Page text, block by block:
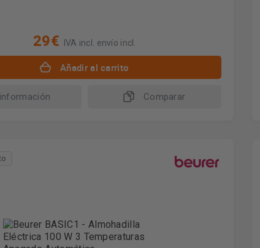
29€ IVA incl. envío incl.
Añadir al carrito
Comparar